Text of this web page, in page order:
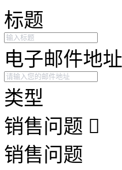
标题
电子邮件地址
类型
销售问题
销售问题